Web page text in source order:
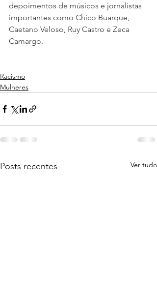
depoimentos de músicos e jornalistas
importantes como Chico Buarque,
Caetano Veloso, Ruy Castro e Zeca
Camargo.
Racismo
Mulheres
Posts recentes Ver tudo